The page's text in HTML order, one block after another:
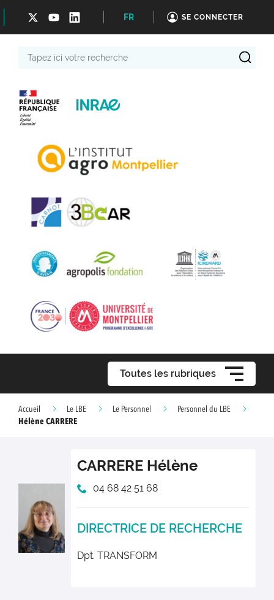
FR SE CONNECTER
Toutes les rubriques
Accueil Le LBE Le Personnel
Personnel du LBE
Hélène CARRERE
CARRERE Hélène
04 68 42 51 68
DIRECTRICE DE RECHERCHE
Dpt. TRANSFORM